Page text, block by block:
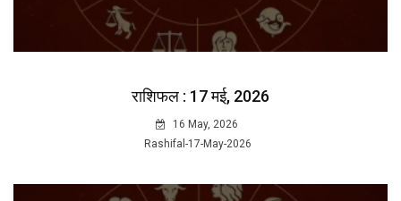
राशिफल : 17 मई, 2026
16 May, 2026
Rashifal-17-May-2026